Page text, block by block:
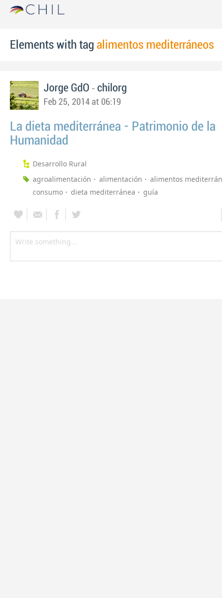
Elements with tag alimentos mediterráneos
Jorge GdO - chilorg
Feb 25, 2014 at 06:19
La dieta mediterránea - Patrimonio de la
Humanidad
Desarrollo Rural
agroalimentación
alimentación
alimentos
consumo
dieta mediterránea guía